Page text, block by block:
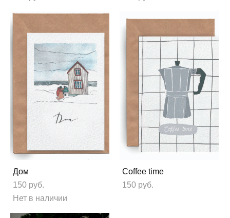
Дом
150 pуб.
Нет в наличии
Coffee time
150 pуб.